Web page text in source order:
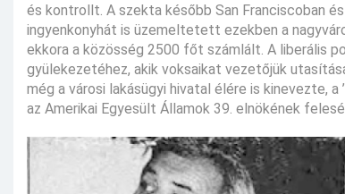
és kontrollt. A szekta később San Franciscoban
ingyenkonyhát is üzemeltetett ezekben a
ekkora a közösség 2500 főt számlált. A liberális
gyülekezetéhez, akik voksaikat vezetőjük
még a városi lakásügyi hivatal élére is kinevezte, a
az Amerikai Egyesült Államok 39. elnökének